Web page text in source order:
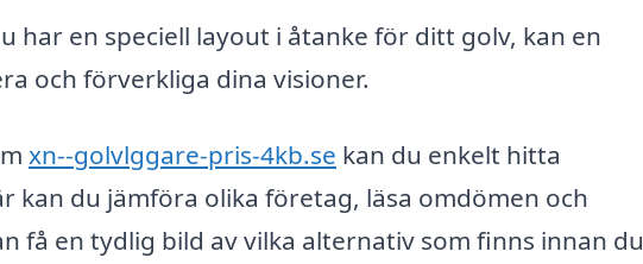
har en speciell layout i åtanke för ditt golv, kan en
och förverkliga dina visioner.
xn--golvlggare-pris-4kb.se kan du enkelt hitta
kan du jämföra olika företag, läsa omdömen och
få en tydlig bild av vilka alternativ som finns innan du